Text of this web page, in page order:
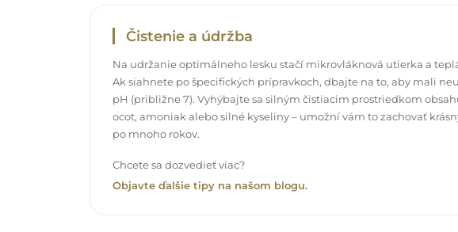
Čistenie a údržba
Na udržanie optimálneho lesku stačí mikrovláknová utierka a
Ak siahnete po špecifických prípravkoch, dbajte na to, aby mali
pH (približne 7). Vyhýbajte sa silným čistiacim prostriedkom
ocot, amoniak alebo silné kyseliny – umožní vám to zachovať
po mnoho rokov.
Chcete sa dozvedieť viac?
Objavte ďalšie tipy na našom blogu.